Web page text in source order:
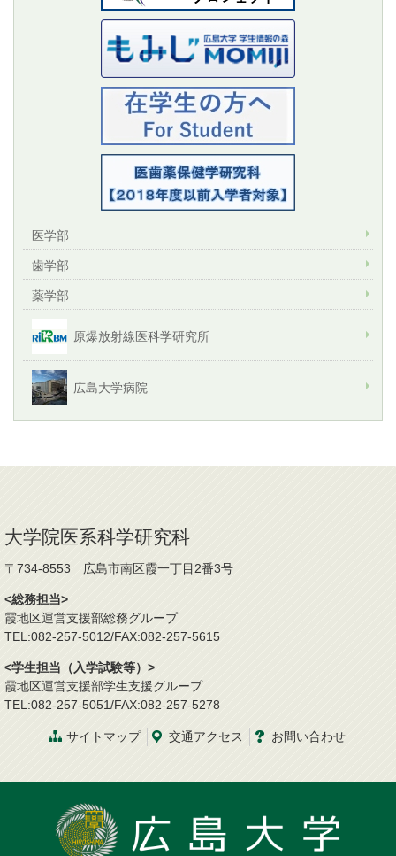
医学部
歯学部
薬学部
原爆放射線医科学研究所
広島大学病院
大学院医系科学研究科
〒734-8553 広島市南区霞一丁目2番3号
<総務担当>
霞地区運営支援部総務グループ
TEL:082-257-5012/FAX:082-257-5615
<学生担当（入学試験等）>
霞地区運営支援部学生支援グループ
TEL:082-257-5051/FAX:082-257-5278
サイトマップ 交通アクセス お問い合わせ